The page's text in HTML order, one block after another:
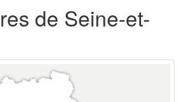
de Seine-et-